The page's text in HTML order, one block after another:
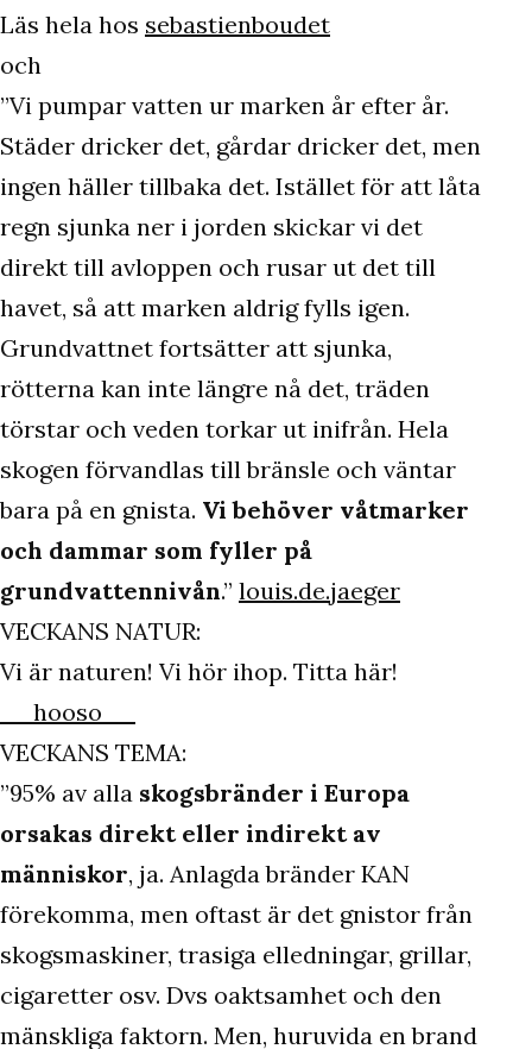
Läs hela hos sebastienboudet
och
”Vi pumpar vatten ur marken år efter år.
Städer dricker det, gårdar dricker det, men
ingen häller tillbaka det. Istället för att låta
regn sjunka ner i jorden skickar vi det
direkt till avloppen och rusar ut det till
havet, så att marken aldrig fylls igen.
Grundvattnet fortsätter att sjunka,
rötterna kan inte längre nå det, träden
törstar och veden torkar ut inifrån. Hela
skogen förvandlas till bränsle och väntar
bara på en gnista. Vi behöver våtmarker
och dammar som fyller på
grundvattennivån.” louis.de.jaeger
VECKANS NATUR:
Vi är naturen! Vi hör ihop. Titta här!
__hooso__
VECKANS TEMA:
”95% av alla skogsbränder i Europa
orsakas direkt eller indirekt av
människor, ja. Anlagda bränder KAN
förekomma, men oftast är det gnistor från
skogsmaskiner, trasiga elledningar, grillar,
cigaretter osv. Dvs oaktsamhet och den
mänskliga faktorn. Men, huruvida en brand